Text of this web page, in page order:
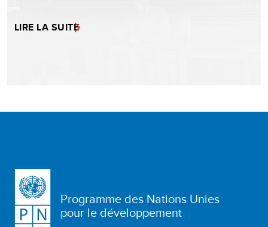
LIRE LA SUITE
Programme des Nations Unies
pour le développement